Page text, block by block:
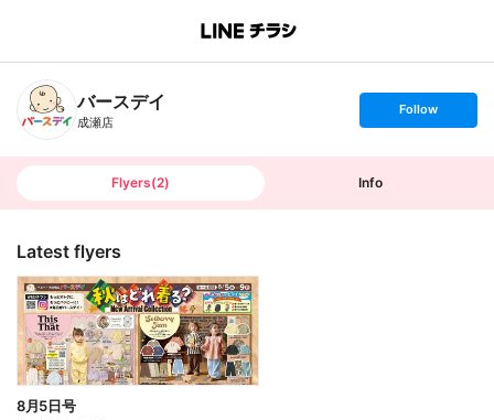
B
n
h
T
バースデイ
成瀬店
s
t
o
Follow
Flyers(2) Info
Latest flyers
8月5日号